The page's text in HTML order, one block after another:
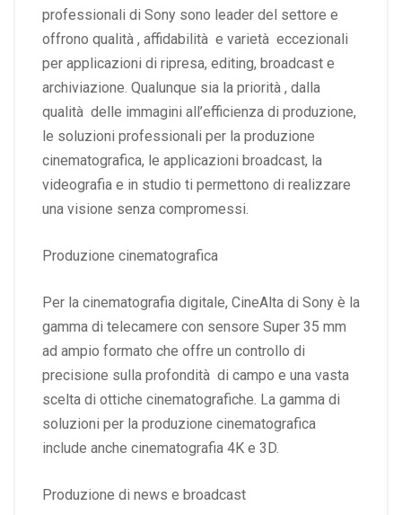
professionali di Sony sono leader del settore e
offrono qualità , affidabilità e varietà eccezionali
per applicazioni di ripresa, editing, broadcast e
archiviazione. Qualunque sia la priorità , dalla
qualità delle immagini all’efficienza di produzione,
le soluzioni professionali per la produzione
cinematografica, le applicazioni broadcast, la
videografia e in studio ti permettono di realizzare
una visione senza compromessi.
Produzione cinematografica
Per la cinematografia digitale, CineAlta di Sony è la
gamma di telecamere con sensore Super 35 mm
ad ampio formato che offre un controllo di
precisione sulla profondità di campo e una vasta
scelta di ottiche cinematografiche. La gamma di
soluzioni per la produzione cinematografica
include anche cinematografia 4K e 3D.
Produzione di news e broadcast